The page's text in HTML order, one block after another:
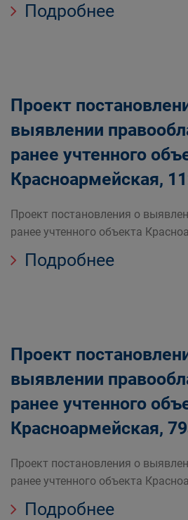
Подробнее
Проект
выявлении
ранее учтенного
Красноармейская,
Проект постановления о
ранее учтенного объекта
Подробнее
Проект
выявлении
ранее учтенного
Красноармейская,
Проект постановления о
ранее учтенного объекта
Подробнее